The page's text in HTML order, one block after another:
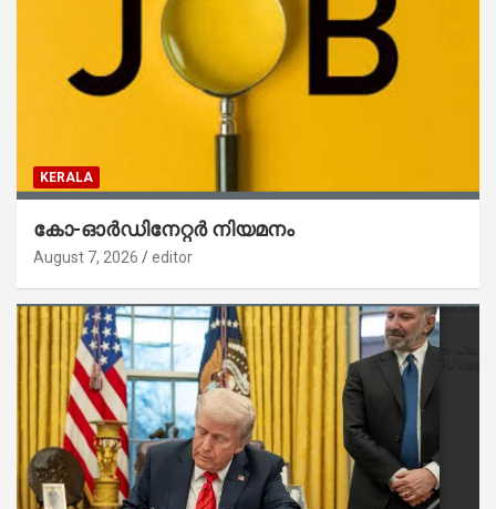
KERALA
കോ-ഓർഡിനേറ്റർ നിയമനം
August 7, 2026 editor